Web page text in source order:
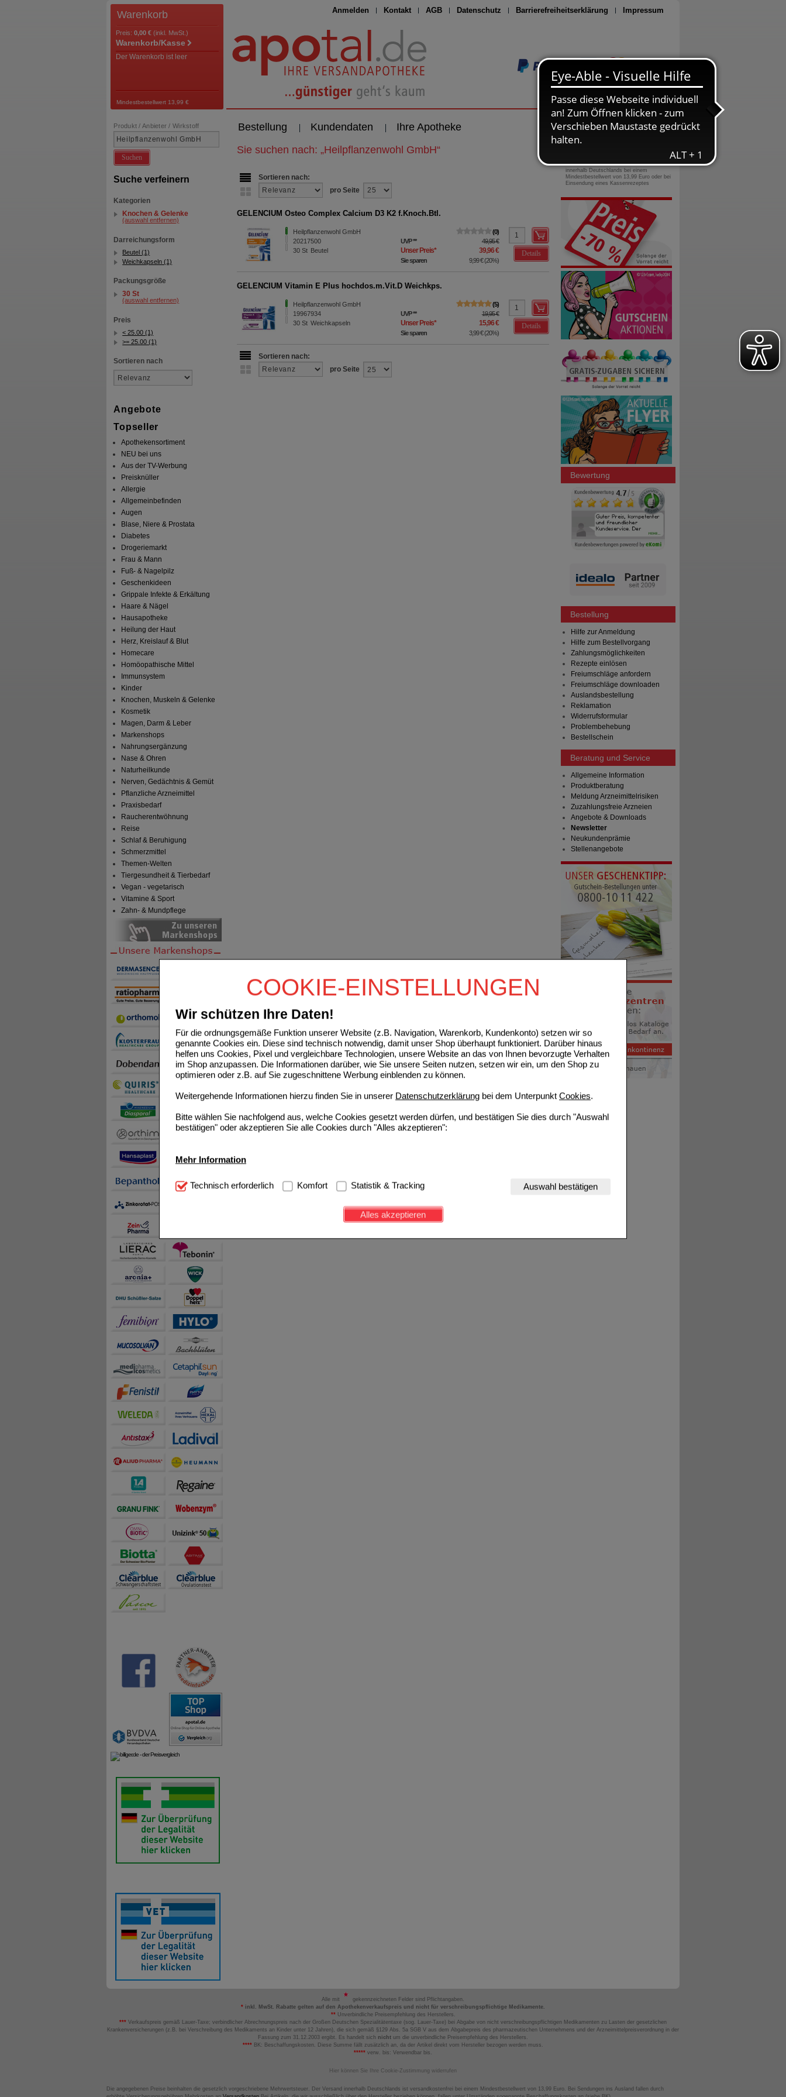
COOKIE-EINSTELLUNGEN
Wir schützen Ihre Daten!
Für die ordnungsgemäße Funktion unserer Website (z.B. Navigation, Warenkorb, Kundenkonto) setzen wir so
genannte Cookies ein. Diese sind technisch notwendig, damit unser Shop überhaupt funktioniert. Darüber hinaus
helfen uns Cookies, Pixel und vergleichbare Technologien, unsere Website an das von Ihnen bevorzugte Verhalten
im Shop anzupassen. Die Informationen darüber, wie Sie unsere Seiten nutzen, setzen wir ein, um den Shop zu
optimieren oder z.B. auf Sie zugeschnittene Werbung einblenden zu können.
Weitergehende Informationen hierzu finden Sie in unserer Datenschutzerklärung bei dem Unterpunkt Cookies.
Bitte wählen Sie nachfolgend aus, welche Cookies gesetzt werden dürfen, und bestätigen Sie dies durch "Auswahl
bestätigen" oder akzeptieren Sie alle Cookies durch "Alles akzeptieren":
Mehr Information
Technisch Notwendig: Hierbei handelt es sich um Cookies, die für die Grundfunktionen unserer Website
notwendig sind (z.B. Navigation, Warenkorb, Kundenkonto), weshalb auf diese nicht verzichtet werden kann.
Diese Cookies werden genutzt um das Einkaufserlebnis noch ansprechender zu gestalten,
beispielsweise für die Wiedererkennung des Besuchers oder unsere Seite an bevorzugte Verhaltensweisen (z.B.
Inhalte anzuzeigen und unser Partnerprogramm zu betreiben.
Statistik & Tracking:
sammeln, mit deren Hilfe wir unsere Website weiter für Sie optimieren können, den Inhalt auf unserer Website aber
auch die Werbung auf Drittseiten möglichst relevant für Sie zu gestalten. Bitte beachten Sie, dass Daten hierfür
teilweise an Dritte wie z.B. Google oder soziale Medien übertragen werden.
Technisch erforderlich Komfort Statistik & Tracking Auswahl bestätigen
Alles akzeptieren
Anmelden Kontakt AGB Datenschutz Barrierefreiheitserklärung Impressum
Seite drucken
Warenkorb
Preis: 0,00 € (inkl. MwSt.)
Warenkorb/Kasse
Der Warenkorb ist leer
Mindestbestellwert 13,99 €
Bestellung Kundendaten Ihre Apotheke
Produkt / Anbieter / Wirkstoff
Suchen
Suche verfeinern
Kategorien
Knochen & Gelenke
(auswahl entfernen)
Darreichungsform
Beutel (1)
Weichkapseln (1)
Packungsgröße
30 St
(auswahl entfernen)
Preis
< 25.00 (1)
>= 25.00 (1)
Sortieren nach
Angebote
Topseller
Apothekensortiment
NEU bei uns
Aus der TV-Werbung
Preisknüller
Allergie
Allgemeinbefinden
Augen
Blase, Niere & Prostata
Diabetes
Drogeriemarkt
Frau & Mann
Fuß- & Nagelpilz
Geschenkideen
Grippale Infekte & Erkältung
Haare & Nägel
Hausapotheke
Heilung der Haut
Herz, Kreislauf & Blut
Homecare
Homöopathische Mittel
Immunsystem
Kinder
Knochen, Muskeln & Gelenke
Kosmetik
Magen, Darm & Leber
Markenshops
Nahrungsergänzung
Nase & Ohren
Naturheilkunde
Nerven, Gedächtnis & Gemüt
Pflanzliche Arzneimittel
Praxisbedarf
Raucherentwöhnung
Reise
Schlaf & Beruhigung
Schmerzmittel
Themen-Welten
Tiergesundheit & Tierbedarf
Vegan - vegetarisch
Vitamine & Sport
Zahn- & Mundpflege
Sie suchen nach: „Heilpflanzenwohl GmbH“
Sortieren nach:
pro Seite
GELENCIUM Osteo Complex Calcium D3 K2 f.Knoch.Btl.
Heilpflanzenwohl GmbH
20217500
30St Beutel
0
UVP** 49,95 €
Unser Preis* 39,96 €
Sie sparen 9,99 €(20%)
Details
GELENCIUM Vitamin E Plus hochdos.m.Vit.D Weichkps.
Heilpflanzenwohl GmbH
19967934
30St Weichkapseln
5
UVP** 19,95 €
Unser Preis* 15,96 €
Sie sparen 3,99 €(20%)
Details
Sortieren nach:
pro Seite
0800-10 11 422
gebührenfreie Rufnummer
innerhalb Deutschlands bei einem
Mindestbestellwert von 13,99 Euro oder bei
Einsendung eines Kassenrezeptes
Bewertung
Bestellung
Hilfe zur Anmeldung
Hilfe zum Bestellvorgang
Zahlungsmöglichkeiten
Rezepte einlösen
Freiumschläge anfordern
Freiumschläge downloaden
Auslandsbestellung
Reklamation
Widerrufsformular
Problembehebung
Bestellschein
Beratung und Service
Allgemeine Information
Produktberatung
Meldung Arzneimittelrisiken
Zuzahlungsfreie Arzneien
Angebote & Downloads
Newsletter
Neukundenprämie
Stellenangebote
Alle mit
gekennzeichneten Felder sind Pflichtangaben.
* inkl. MwSt. Rabatte gelten auf den Apothekenverkaufspreis und nicht für verschreibungspflichtige Medikamente.
**Unverbindliche Preisempfehlung des Herstellers.
*** Verkaufspreis gemäß Lauer-Taxe; verbindlicher Abrechnungspreis nach der Großen Deutschen Spezialitätentaxe (sog. Lauer-Taxe) bei Abgabe von nicht verschreibungspflichtigen Medikamenten zu Lasten der gesetzlichen
Krankenversicherungen (z.B. bei Verschreibung des Medikaments an Kinder unter 12 Jahren), die sich gemäß §129 Abs. 5a SGB V aus dem Abgabepreis des pharmazeutischen Unternehmens und der Arzneimittelpreisverordnung in der
Fassung zum 31.12.2003 ergibt. Es handelt sich nicht um die unverbindliche Preisempfehlung des Herstellers.
**** BK: Beschaffungskosten. Diese Summe fällt zusätzlich an, da der Artikel direkt vom Hersteller bezogen werden muss.
***** verw. bis: Verwendbar bis.
Hier können Sie Ihre Cookie-Zustimmung widerrufen
Die angegebenen Preise beinhalten die gesetzlich vorgeschriebene Mehrwertsteuer. Der Versand innerhalb Deutschlands ist versandkostenfrei bei einem Mindestbestellwert von 13,99 Euro. Bei Sendungen ins Ausland fallen durch